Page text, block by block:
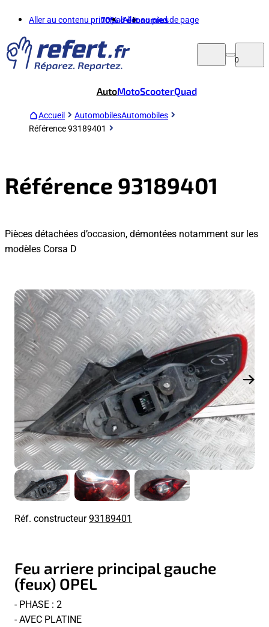
Aller au contenu principalAller au pied de page
70%d'économies
0
AutoMotoScooterQuad
Accueil AutomobilesAutomobiles
Référence 93189401
Référence 93189401
Pièces détachées d’occasion, démontées notamment sur les
modèles Corsa D
Réf. constructeur93189401
Feu arriere principal gauche
(feux) OPEL
- PHASE : 2
- AVEC PLATINE